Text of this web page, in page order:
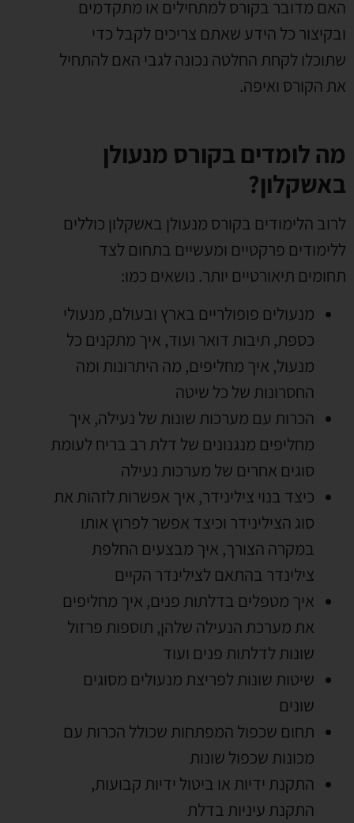
האם מדובר בקורס למתחילים או מתקדמים
ובקיצור כל הידע שאתם צריכים לקבל כדי
שתוכלו לקחת החלטה נכונה לגבי האם להתחיל
את הקורס ואיפה.
מה לומדים בקורס מנעולן
באשקלון?
לרוב הלימודים בקורס מנעולן באשקלון כוללים
ללימודים פרקטיים ומעשיים בתחום לצד
תחומים תיאורטיים יותר. נושאים כמו:
מנעולים פופולריים בארץ ובעולם, מנעולי
כספת, תיבות דואר ועוד, איך מתקנים כל
מנעול, איך מחליפים, מה היתרונות ומה
החסרונות של כל שיטה
הכרות עם מערכות שונות של נעילה, איך
מחליפים מנגנונים של דלת רב בריח לעומת
סוגים אחרים של מערכות נעילה
כיצד בנוי צילינידר, איך אפשרות לזהות את
סוג הצילינידר וכיצד אפשר לפרוץ אותו
במקרה הצורך, איך מבצעים החלפת
צילינדר בהתאם לצילינדר הקיים
איך מטפלים בדלתות פנים, איך מחליפים
את מערכת הנעילה שלהן, תוספות פרזול
שונות לדלתות פנים ועוד
שיטות שונות לפריצת מנעולים מסוגים
שונים
תחום שכפול המפתחות שכולל הכרות עם
מכונות שכפול שונות
התקנת ידיות או ביטול ידיות קבועות,
התקנת עיניות בדלת